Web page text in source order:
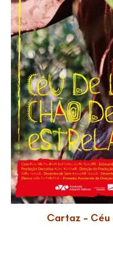
Cartaz –